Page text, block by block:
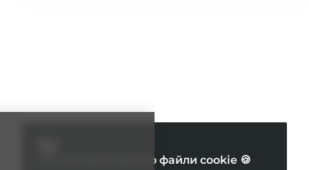
Ми використовуємо файли cookie 🍪